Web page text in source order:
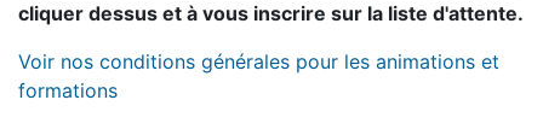
cliquer dessus et à vous inscrire sur la liste d'attente.
Voir nos conditions générales pour les animations et
formations